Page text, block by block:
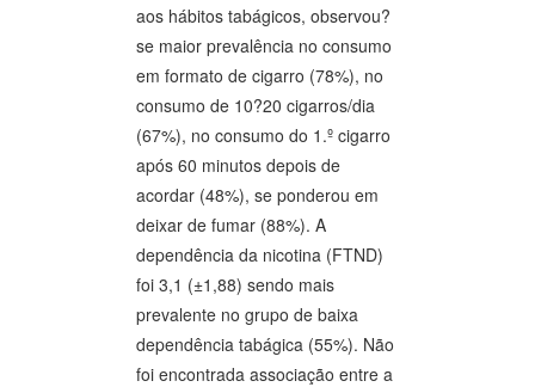
aos hábitos tabágicos, observou?
se maior prevalência no consumo
em formato de cigarro (78%), no
consumo de 10?20 cigarros/dia
(67%), no consumo do 1.º cigarro
após 60 minutos depois de
acordar (48%), se ponderou em
deixar de fumar (88%). A
dependência da nicotina (FTND)
foi 3,1 (±1,88) sendo mais
prevalente no grupo de baixa
dependência tabágica (55%). Não
foi encontrada associação entre a